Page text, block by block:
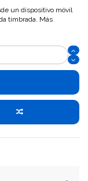
un dispositivo móvil
timbrada. Más